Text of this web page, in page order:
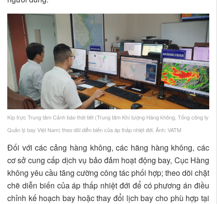
Kíp trực Trung tâm Cảnh báo thời tiết (Trung tâm Khí tượng Hàng không, Tổng công ty
Quản lý bay Việt Nam) theo dõi diễn biến của áp thấp nhiệt đới. Ảnh: VATM
Đối với các cảng hàng không, các hãng hàng không, các
cơ sở cung cấp dịch vụ bảo đảm hoạt động bay, Cục Hàng
không yêu cầu tăng cường công tác phối hợp; theo dõi chặt
chẽ diễn biến của áp thấp nhiệt đới để có phương án điều
chỉnh kế hoạch bay hoặc thay đổi lịch bay cho phù hợp tại